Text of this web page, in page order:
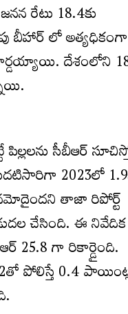
రేటు 18.4కు
బీహార్ లో అత్యధికంగా
దేశంలోని
సీబీఆర్
2023లో
తాజా రిపోర్ట్
చేసింది. ఈ నివేదిక
25.8 గా రికార్డైంది.
పోలిస్తే 0.4